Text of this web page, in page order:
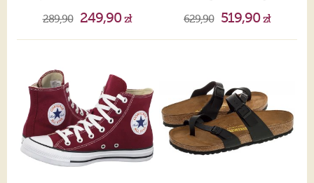
289,90 249,90zł 629,90 519,90zł